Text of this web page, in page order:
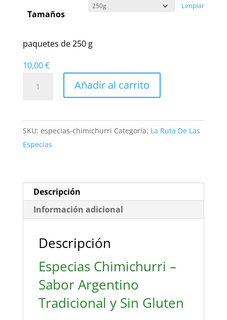
Tamaños
Limpiar
paquetes de 250 g
10,00€
Especias
(Sin
Gluten)
–
Asado
|
cantidad
Añadir al carrito
SKU: especias-chimichurri Categoría: La Ruta De Las
Especias
Descripción
Información adicional
Descripción
Especias Chimichurri –
Sabor Argentino
Tradicional y Sin Gluten